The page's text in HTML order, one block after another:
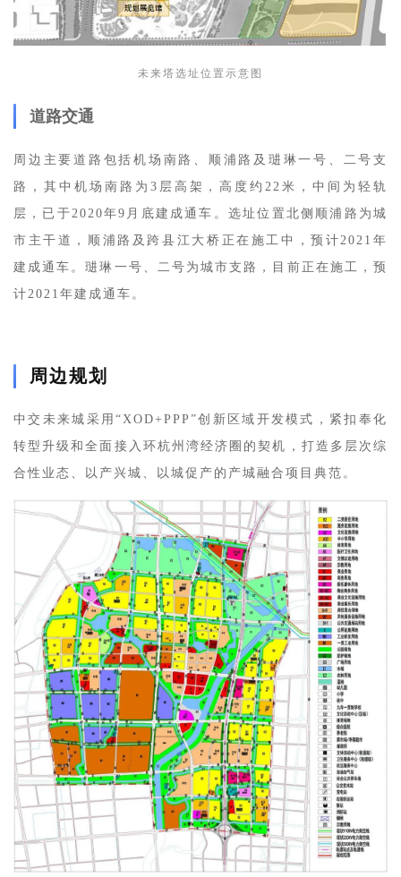
未来塔选址位置示意图
道路交通
周边主要道路包括机场南路、顺浦路及琎琳一号、二号支
路，其中机场南路为3层高架，高度约22米，中间为轻轨
层，已于2020年9月底建成通车。选址位置北侧顺浦路为城
市主干道，顺浦路及跨县江大桥正在施工中，预计2021年
建成通车。琎琳一号、二号为城市支路，目前正在施工，预
计2021年建成通车。
周边规划
中交未来城采用“XOD+PPP”创新区域开发模式，紧扣奉化
转型升级和全面接入环杭州湾经济圈的契机，打造多层次综
合性业态、以产兴城、以城促产的产城融合项目典范。